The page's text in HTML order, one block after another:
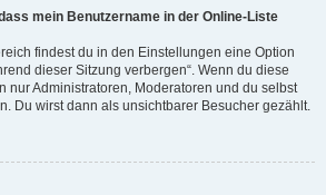
mein Benutzername in der Online-Liste
findest du in den Einstellungen eine Option
dieser Sitzung verbergen“. Wenn du diese
nur Administratoren, Moderatoren und du selbst
Du wirst dann als unsichtbarer Besucher gezählt.